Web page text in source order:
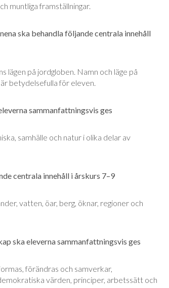
muntliga framställningar.
ska behandla följande centrala innehåll
lägen på jordgloben. Namn och läge på
betydelsefulla för eleven.
sammanfattningsvis ges
samhälle och natur i olika delar av
centrala innehåll i årskurs 7–9
vatten, öar, berg, öknar, regioner och
ska eleverna sammanfattningsvis ges
förändras och samverkar,
värden, principer, arbetssätt och